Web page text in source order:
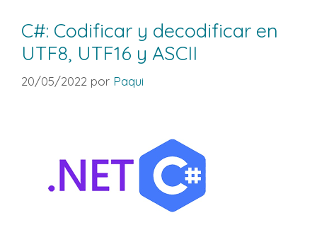
C#: Codificar y decodificar en
UTF8, UTF16 y ASCII
20/05/2022 por Paqui